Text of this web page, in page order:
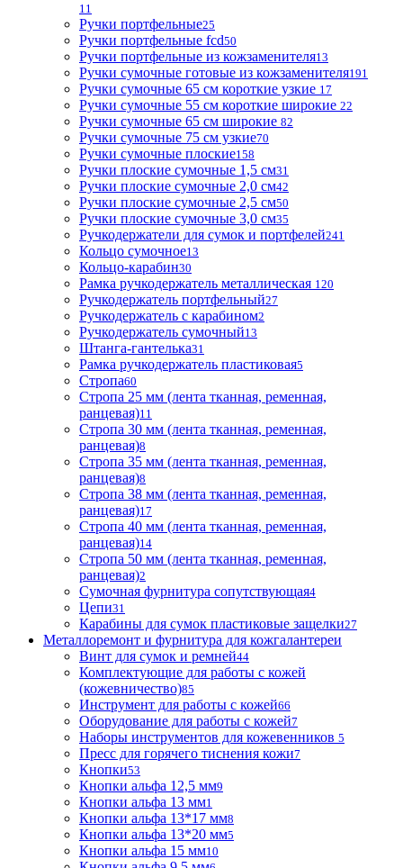
11
Ручки портфельные25
Ручки портфельные fcd50
Ручки портфельные из кожзаменителя13
Ручки сумочные готовые из кожзаменителя191
Ручки сумочные 65 см короткие узкие 17
Ручки сумочные 55 см короткие широкие 22
Ручки сумочные 65 см широкие 82
Ручки сумочные 75 см узкие70
Ручки сумочные плоские158
Ручки плоские сумочные 1,5 см31
Ручки плоские сумочные 2,0 см42
Ручки плоские сумочные 2,5 см50
Ручки плоские сумочные 3,0 см35
Ручкодержатели для сумок и портфелей241
Кольцо сумочное13
Кольцо-карабин30
Рамка ручкодержатель металлическая 120
Ручкодержатель портфельный27
Ручкодержатель с карабином2
Ручкодержатель сумочный13
Штанга-гантелька31
Рамка ручкодержатель пластиковая5
Стропа60
Стропа 25 мм (лента тканная, ременная,
ранцевая)11
Стропа 30 мм (лента тканная, ременная,
ранцевая)8
Стропа 35 мм (лента тканная, ременная,
ранцевая)8
Стропа 38 мм (лента тканная, ременная,
ранцевая)17
Стропа 40 мм (лента тканная, ременная,
ранцевая)14
Стропа 50 мм (лента тканная, ременная,
ранцевая)2
Сумочная фурнитура сопутствующая4
Цепи31
Карабины для сумок пластиковые защелки27
Металлоремонт и фурнитура для кожгалантереи
Винт для сумок и ремней44
Комплектующие для работы с кожей
(кожевничество)85
Инструмент для работы с кожей66
Оборудование для работы с кожей7
Наборы инструментов для кожевенников 5
Пресс для горячего тиснения кожи7
Кнопки53
Кнопки альфа 12,5 мм9
Кнопки альфа 13 мм1
Кнопки альфа 13*17 мм8
Кнопки альфа 13*20 мм5
Кнопки альфа 15 мм10